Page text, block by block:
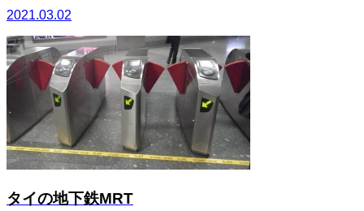
2021.03.02
タイの地下鉄MRT